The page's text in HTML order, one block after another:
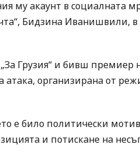
му акаунт в социалната
Бидзина Иванишвили,
Грузия“ и бивш премиер
атака, организирана от
е било политически
и потискане на